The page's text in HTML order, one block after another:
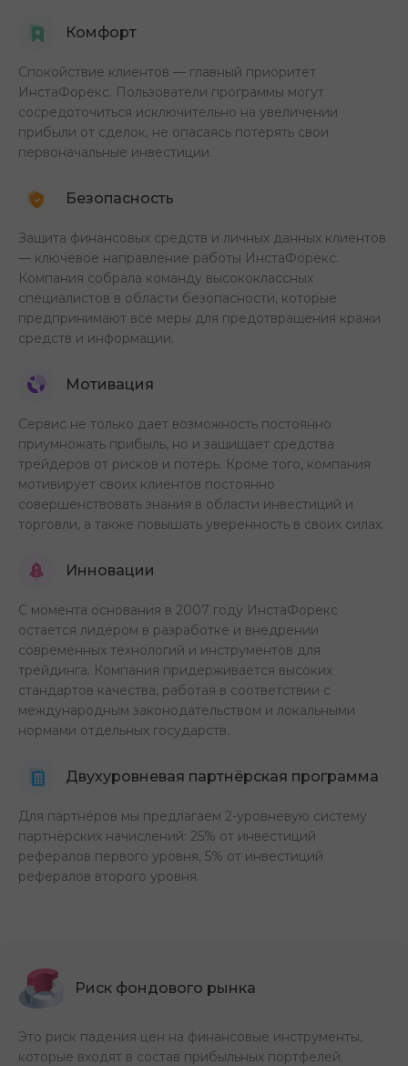
Комфорт
Спокойствие клиентов — главный приоритет
ИнстаФорекс. Пользователи программы могут
сосредоточиться исключительно на увеличении
прибыли от сделок, не опасаясь потерять свои
первоначальные инвестиции.
Безопасность
Защита финансовых средств и личных данных клиентов
— ключевое направление работы ИнстаФорекс.
Компания собрала команду высококлассных
специалистов в области безопасности, которые
предпринимают все меры для предотвращения кражи
средств и информации.
Мотивация
Сервис не только дает возможность постоянно
приумножать прибыль, но и защищает средства
трейдеров от рисков и потерь. Кроме того, компания
мотивирует своих клиентов постоянно
совершенствовать знания в области инвестиций и
торговли, а также повышать уверенность в своих силах.
Инновации
С момента основания в 2007 году ИнстаФорекс
остается лидером в разработке и внедрении
современных технологий и инструментов для
трейдинга. Компания придерживается высоких
стандартов качества, работая в соответствии с
международным законодательством и локальными
нормами отдельных государств.
Двухуровневая партнёрская программа
Для партнёров мы предлагаем 2-уровневую систему
партнёрских начислений: 25% от инвестиций
рефералов первого уровня, 5% от инвестиций
рефералов второго уровня.
Риск фондового рынка
Это риск падения цен на финансовые инструменты,
которые входят в состав прибыльных портфелей.